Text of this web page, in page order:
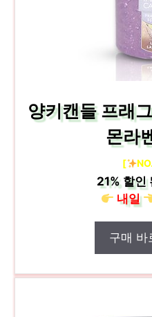
양키캔들 프래
몬라
[
21%할인
내일
구매 바